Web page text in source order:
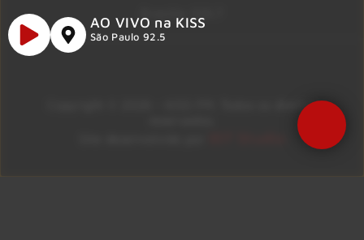
Copyright © 2026 – KISS FM. Todos os direitos
AO VIVO na KISS
São Paulo 92.5